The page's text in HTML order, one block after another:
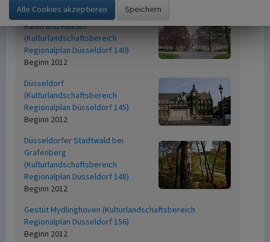
Bereich zwischen Mündelheim,
Rahm und Kalkum
(Kulturlandschaftsbereich
Regionalplan Düsseldorf 140)
Beginn 2012
Düsseldorf
(Kulturlandschaftsbereich
Regionalplan Düsseldorf 145)
Beginn 2012
Düsseldorfer Stadtwald bei
Grafenberg
(Kulturlandschaftsbereich
Regionalplan Düsseldorf 148)
Beginn 2012
Gestüt Mydlinghoven (Kulturlandschaftsbereich
Regionalplan Düsseldorf 156)
Beginn 2012